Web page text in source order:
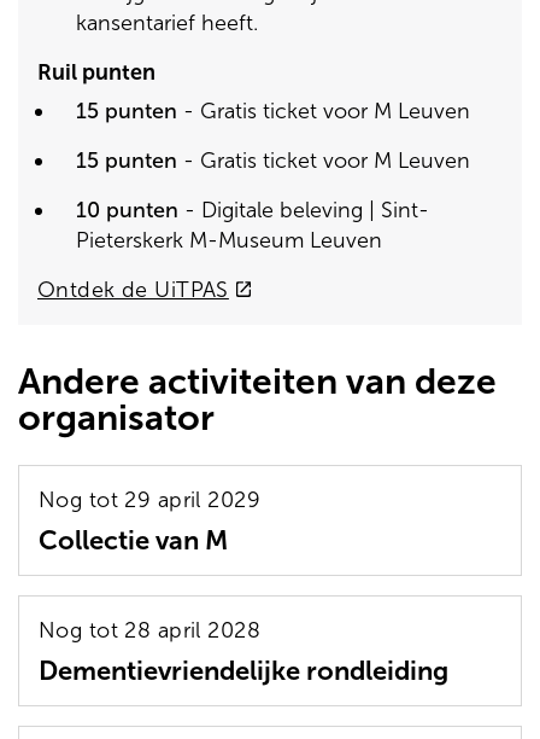
kansentarief heeft.
Ruil punten
15 punten - Gratis ticket voor M Leuven
15 punten - Gratis ticket voor M Leuven
10 punten - Digitale beleving | Sint-
Pieterskerk M-Museum Leuven
Ontdek de UiTPAS (externe
Andere activiteiten van deze
organisator
Nog tot 29 april 2029
Collectie van M
Nog tot 28 april 2028
Dementievriendelijke rondleiding